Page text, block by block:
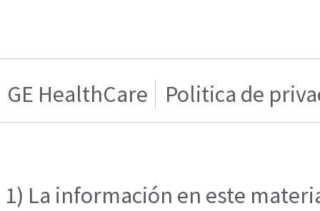
GE HealthCare Politica de
1) La información en este